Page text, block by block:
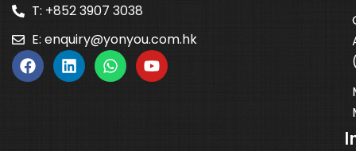
T: +852 3907 3038
E: enquiry@yonyou.com.hk